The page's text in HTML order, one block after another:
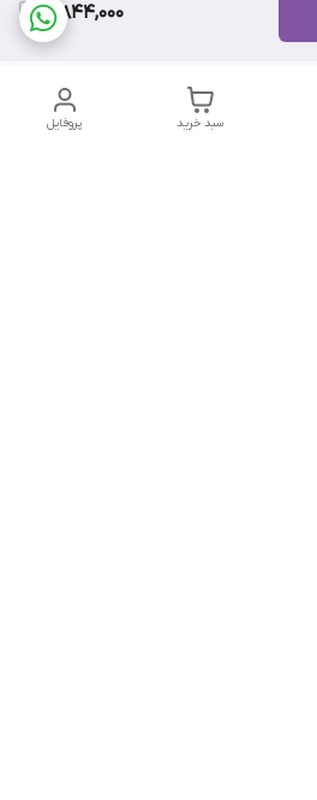
10,844,000
پروفایل سبد خرید